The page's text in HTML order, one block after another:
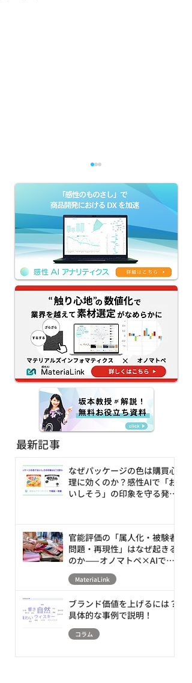
官能評価の「属人化・被
験者問題・再現性」はな
ぜ起きるのか——オノマト
ペ×AIで素材の触感を数
値化・シミュレーション
する新アプローチ
最新記事
なぜパッケージの色は購買心
理に効くのか？感性AIで「お
いしそう」の印象を守る発売
官能評価の「属人化・被験者
問題・再現性」はなぜ起きる
のか——オノマトペ×AIで素
材の触感を数値化・シミュレ
ーションする新アプローチ
MateriaLink
ブランド価値を上げるには？
具体的な事例で説明！
コラム